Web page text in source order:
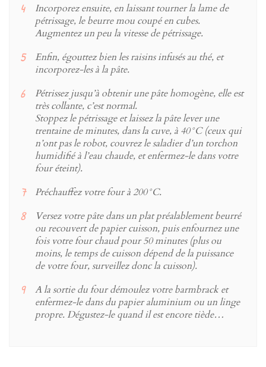
Incorporez ensuite, en laissant tourner la lame de
pétrissage, le beurre mou coupé en cubes.
Augmentez un peu la vitesse de pétrissage.
Enfin, égouttez bien les raisins infusés au thé, et
incorporez-les à la pâte.
Pétrissez jusqu’à obtenir une pâte homogène, elle est
très collante, c’est normal.
Stoppez le pétrissage et laissez la pâte lever une
trentaine de minutes, dans la cuve, à 40°C (ceux qui
n’ont pas le robot, couvrez le saladier d’un torchon
humidifié à l’eau chaude, et enfermez-le dans votre
four éteint).
Préchauffez votre four à 200°C.
Versez votre pâte dans un plat préalablement beurré
ou recouvert de papier cuisson, puis enfournez une
fois votre four chaud pour 50 minutes (plus ou
moins, le temps de cuisson dépend de la puissance
de votre four, surveillez donc la cuisson).
A la sortie du four démoulez votre barmbrack et
enfermez-le dans du papier aluminium ou un linge
propre. Dégustez-le quand il est encore tiède…